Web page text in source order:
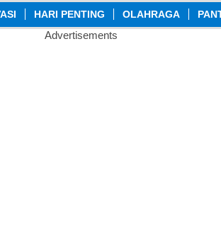
HARI PENTING OLAHRAGA
Advertisements